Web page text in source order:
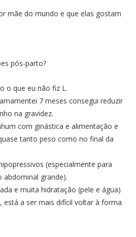
mãe do mundo e que elas gostam
pós-parto?
o que eu não fiz L.
7 meses consegui reduzir
na gravidez.
com ginástica e alimentação e
tanto peso como no final da
(especialmente para
abdominal grande).
e muita hidratação (pele e água)
está a ser mais difícil voltar à forma